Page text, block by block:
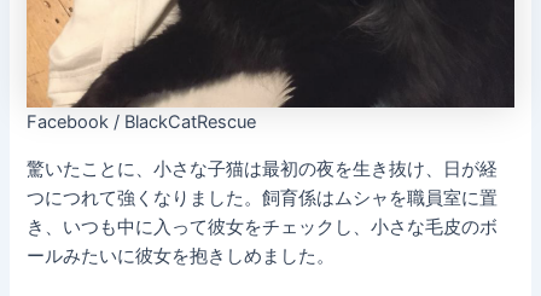
Facebook / BlackCatRescue
驚いたことに、小さな子猫は最初の夜を生き抜け、日が経
つにつれて強くなりました。飼育係はムシャを職員室に置
き、いつも中に入って彼女をチェックし、小さな毛皮のボ
ールみたいに彼女を抱きしめました。